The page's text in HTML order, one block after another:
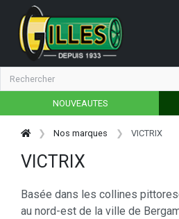
NOUVEAUTES
Nos marques VICTRIX
VICTRIX
Basée dans les collines
au nord-est de la ville de